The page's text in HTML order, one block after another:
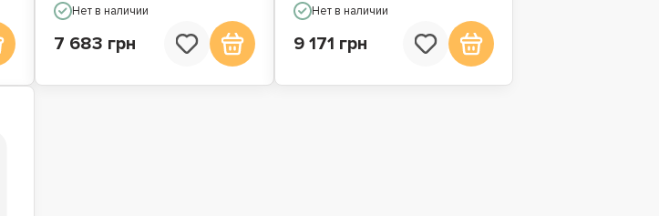
Нет в наличии
7 683 грн
Нет в наличии
9 171 грн